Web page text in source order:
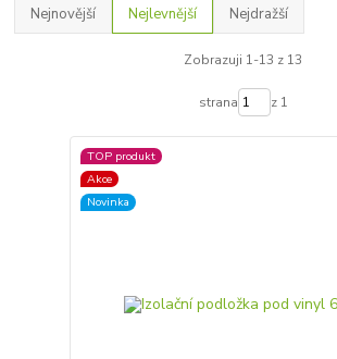
Nejnovější Nejlevnější Nejdražší
Zobrazuji 1-13 z 13
strana z 1
TOP produkt
Akce
Novinka